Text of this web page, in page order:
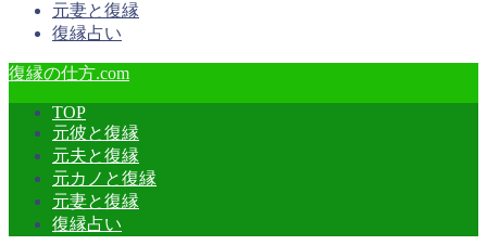
元妻と復縁
復縁占い
復縁の仕方.com
TOP
元彼と復縁
元夫と復縁
元カノと復縁
元妻と復縁
復縁占い